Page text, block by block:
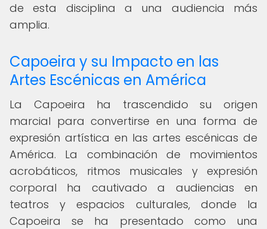
de esta disciplina a una audiencia más
amplia.
Capoeira y su Impacto en las
Artes Escénicas en América
La Capoeira ha trascendido su origen
marcial para convertirse en una forma de
expresión artística en las artes escénicas de
América. La combinación de movimientos
acrobáticos, ritmos musicales y expresión
corporal ha cautivado a audiencias en
teatros y espacios culturales, donde la
Capoeira se ha presentado como una